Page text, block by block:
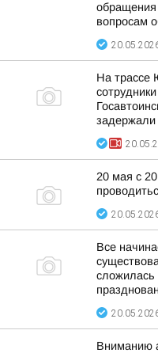
обращения
вопросам
На трассе
задержали
20 мая с
Все
сложилась
Вниманию